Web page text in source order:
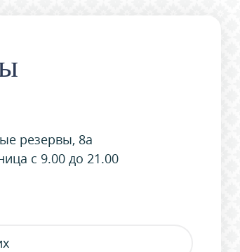
резервы, 8а
с 9.00 до 21.00